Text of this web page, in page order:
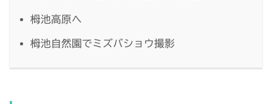
栂池高原へ
栂池自然園でミズバショウ撮影